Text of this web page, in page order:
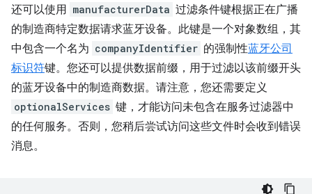
还可以使用 manufacturerData 过滤条件键根据正在广播
的制造商特定数据请求蓝牙设备。此键是一个对象数组，其
中包含一个名为 companyIdentifier 的强制性蓝牙公司
标识符键。您还可以提供数据前缀，用于过滤以该前缀开头
的蓝牙设备中的制造商数据。请注意，您还需要定义
optionalServices 键，才能访问未包含在服务过滤器中
的任何服务。否则，您稍后尝试访问这些文件时会收到错误
消息。